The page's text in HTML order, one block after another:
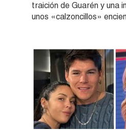
traición de Guarén y una
unos «calzoncillos»